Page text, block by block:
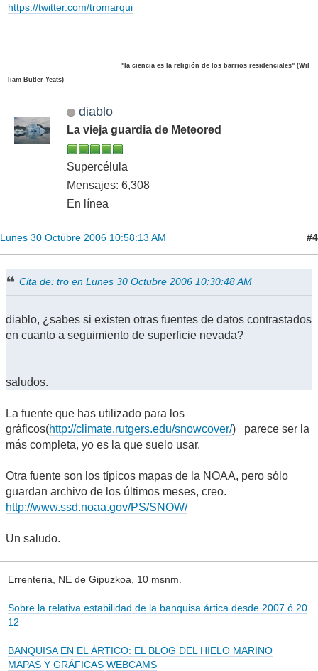
https://twitter.com/tromarqui
"la ciencia es la religión de los barrios residenciales" (Wil
liam Butler Yeats)
diablo
La vieja guardia de Meteored
Supercélula
Mensajes: 6,308
En línea
Lunes 30 Octubre 2006 10:58:13 AM #4
Cita de: tro en Lunes 30 Octubre 2006 10:30:48 AM
diablo, ¿sabes si existen otras fuentes de datos contrastados
en cuanto a seguimiento de superficie nevada?
saludos.
La fuente que has utilizado para los
gráficos(http://climate.rutgers.edu/snowcover/) parece ser la
más completa, yo es la que suelo usar.
Otra fuente son los típicos mapas de la NOAA, pero sólo
guardan archivo de los últimos meses, creo.
http://www.ssd.noaa.gov/PS/SNOW/
Un saludo.
Errenteria, NE de Gipuzkoa, 10 msnm.
Sobre la relativa estabilidad de la banquisa ártica desde 2007 ó 20
12
BANQUISA EN EL ÁRTICO: EL BLOG DEL HIELO MARINO
MAPAS Y GRÁFICAS WEBCAMS